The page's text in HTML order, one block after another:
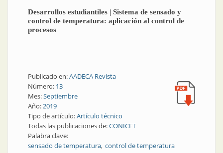
Desarrollos estudiantiles | Sistema de sensado y
control de temperatura: aplicación al control de
procesos
Publicado en:AADECA Revista
Número: 13
Mes:Septiembre
Año:2019
Tipo de artículo:Artículo técnico
Todas las publicaciones de:CONICET
Palabra clave:
sensado de temperatura control de temperatura